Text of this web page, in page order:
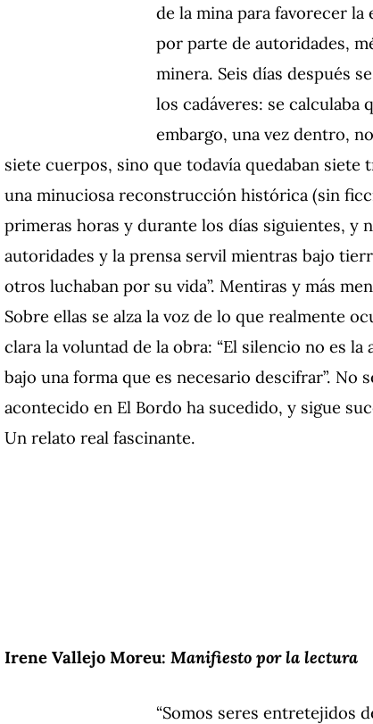
de la mina para favorecer
por parte de autoridades,
minera. Seis días después
los cadáveres: se calculaba
embargo, una vez dentro,
siete cuerpos, sino que todavía quedaban siete
una minuciosa reconstrucción histórica (sin
primeras horas y durante los días siguientes, y
autoridades y la prensa servil mientras bajo
otros luchaban por su vida”. Mentiras y más
Sobre ellas se alza la voz de lo que realmente
clara la voluntad de la obra: “El silencio no es
bajo una forma que es necesario descifrar”. No
acontecido en El Bordo ha sucedido, y sigue
Un relato real fascinante.
Irene Vallejo Moreu: Manifiesto por la lectura
“Somos seres entretejidos